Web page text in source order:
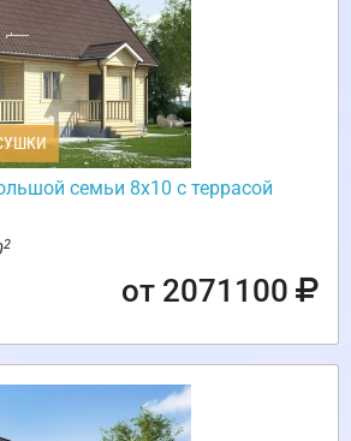
семьи 8х10 с террасой
2
от 2071100